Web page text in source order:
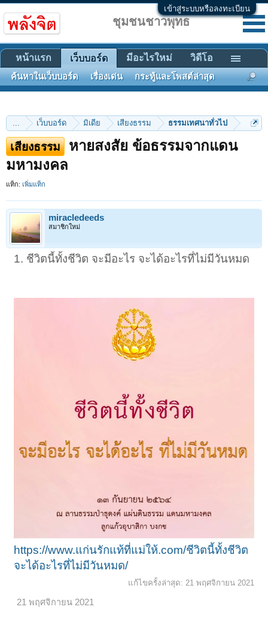
เข้าสู่ระบบหรือลงทะเบียน
... เว็บบอร์ด มิเดีย เสียงธรรม ธรรมเทศนาทั่วไป
เสียงธรรม
หายสงสัย ข้อธรรมจากแดน
มหามงคล
แท็ก: เพิ่มแท็ก
miracledeeds
สมาชิกใหม่
1. ชีวิตนี้ทั้งชีวิต จะมีอะไร จะได้อะไรที่ไม่มีวันหมด
https://www.แก่นรักแท้ที่แม่ให้.com/ชีวิตนี้ทั้งชีวิต
จะได้อะไรที่ไม่มีวันหมด/
แก้ไขครั้งล่าสุด: 21 พฤศจิกายน 2021
21 พฤศจิกายน 2021
ชุมชนชาวพุทธ
หน้าแรก เว็บบอร์ด
ค้นหาในเว็บบอร์ด เรื่องเด่น กระทู้และโพสต์ล่าสุด
มีอะไรใหม่ วิดีโอ